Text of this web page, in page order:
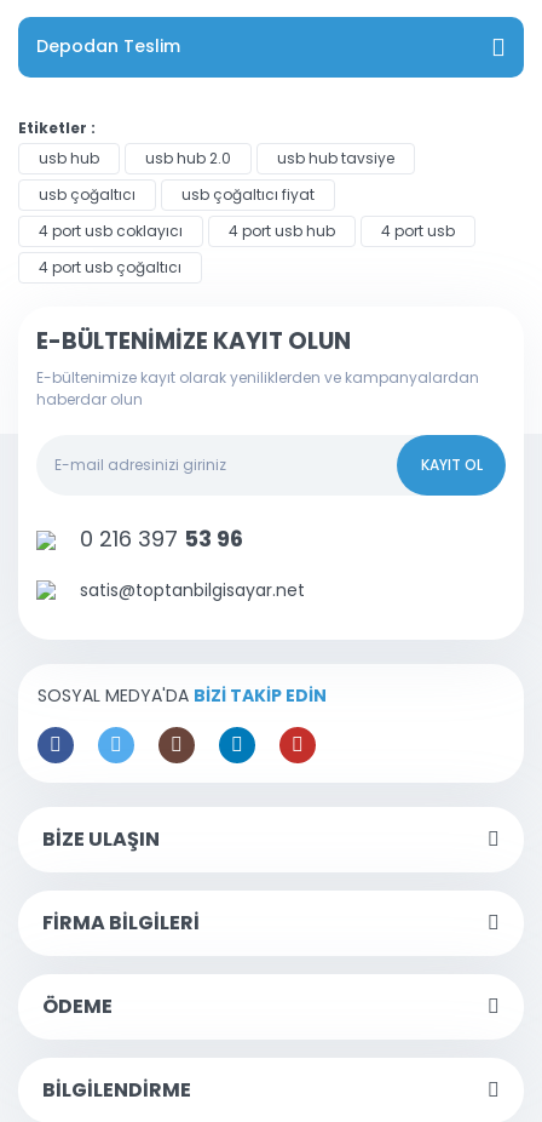
Depodan Teslim
Etiketler :
usb hub
usb hub 2.0
usb hub tavsiye
usb çoğaltıcı
usb çoğaltıcı fiyat
4 port usb coklayıcı
4 port usb hub
4 port usb
4 port usb çoğaltıcı
E-BÜLTENİMİZE KAYIT OLUN
E-bültenimize kayıt olarak yeniliklerden ve kampanyalardan
haberdar olun
KAYIT OL
0 216 397 53 96
satis@toptanbilgisayar.net
SOSYAL MEDYA'DA BİZİ TAKİP EDİN
BİZE ULAŞIN
FİRMA BİLGİLERİ
ÖDEME
BİLGİLENDİRME